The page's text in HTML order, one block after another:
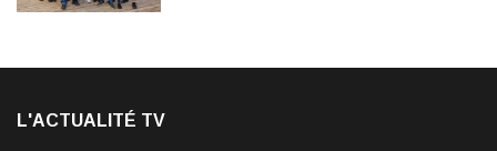
L'ACTUALITÉ TV